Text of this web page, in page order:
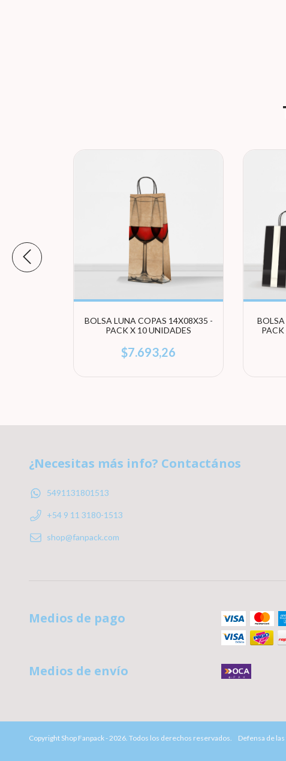
BOLSA LUNA COPAS 14X08X35 -
PACK X 10 UNIDADES
$7.693,26
PACK
¿Necesitas más info? Contactános
5491131801513
+54 9 11 3180-1513
shop@fanpack.com
Medios de pago
Medios de envío
Copyright Shop Fanpack - 2026. Todos los derechos reservados. Defensa de